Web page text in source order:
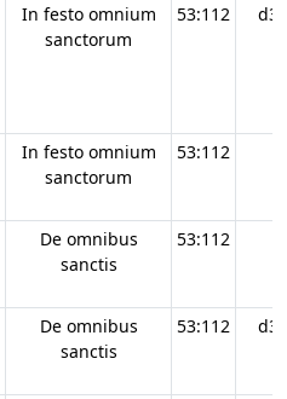
In festo omnium
sanctorum
53:112 d34
In festo omnium
sanctorum
53:112
De omnibus
sanctis
53:112
De omnibus
sanctis
53:112 d34